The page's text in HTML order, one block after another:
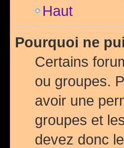
Haut
Pourquoi ne
Certains
ou groupes.
avoir une
groupes et
devez donc